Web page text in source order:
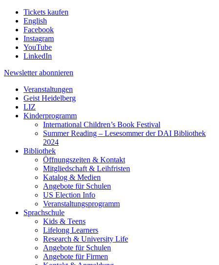
Tickets kaufen
English
Facebook
Instagram
YouTube
LinkedIn
Newsletter abonnieren
Veranstaltungen
Geist Heidelberg
LIZ
Kinderprogramm
International Children’s Book Festival
Summer Reading – Lesesommer der DAI Bibliothek
2024
Bibliothek
Öffnungszeiten & Kontakt
Mitgliedschaft & Leihfristen
Katalog & Medien
Angebote für Schulen
US Election Info
Veranstaltungsprogramm
Sprachschule
Kids & Teens
Lifelong Learners
Research & University Life
Angebote für Schulen
Angebote für Firmen